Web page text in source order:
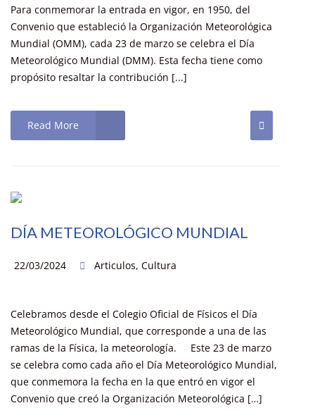
Para conmemorar la entrada en vigor, en 1950, del
Convenio que estableció la Organización Meteorológica
Mundial (OMM), cada 23 de marzo se celebra el Día
Meteorológico Mundial (DMM). Esta fecha tiene como
propósito resaltar la contribución [...]
Read More
DÍA METEOROLÓGICO MUNDIAL
22/03/2024 Articulos, Cultura
Celebramos desde el Colegio Oficial de Físicos el Día
Meteorológico Mundial, que corresponde a una de las
ramas de la Física, la meteorología. Este 23 de marzo
se celebra como cada año el Día Meteorológico Mundial,
que conmemora la fecha en la que entró en vigor el
Convenio que creó la Organización Meteorológica […]